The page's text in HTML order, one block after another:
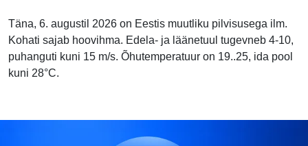
Täna, 6. augustil 2026 on Eestis muutliku pilvisusega ilm.
Kohati sajab hoovihma. Edela- ja läänetuul tugevneb 4-10,
puhanguti kuni 15 m/s. Õhutemperatuur on 19..25, ida pool
kuni 28°C.